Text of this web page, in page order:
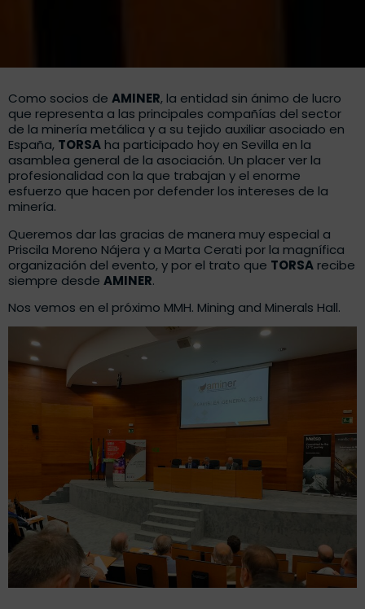
Como socios de AMINER, la entidad sin ánimo de lucro
que representa a las principales compañías del sector
de la minería metálica y a su tejido auxiliar asociado en
España, TORSA ha participado hoy en Sevilla en la
asamblea general de la asociación. Un placer ver la
profesionalidad con la que trabajan y el enorme
esfuerzo que hacen por defender los intereses de la
minería.
Queremos dar las gracias de manera muy especial a
Priscila Moreno Nájera y a Marta Cerati por la magnífica
organización del evento, y por el trato que TORSA recibe
siempre desde AMINER.
Nos vemos en el próximo MMH. Mining and Minerals Hall.